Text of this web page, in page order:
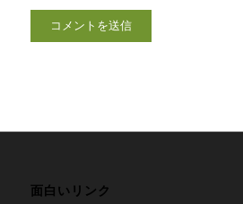
面白いリンク